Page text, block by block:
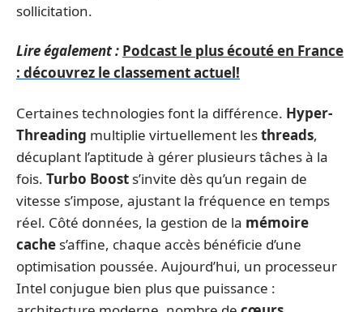
sollicitation.
Lire également : Podcast le plus écouté en France
: découvrez le classement actuel!
Certaines technologies font la différence. Hyper-
Threading multiplie virtuellement lesthreads,
décuplant l’aptitude à gérer plusieurs tâches à la
fois. Turbo Boost s’invite dès qu’un regain de
vitesse s’impose, ajustant la fréquence en temps
réel. Côté données, la gestion de la mémoire
cache s’affine, chaque accès bénéficie d’une
optimisation poussée. Aujourd’hui, un processeur
Intel conjugue bien plus que puissance :